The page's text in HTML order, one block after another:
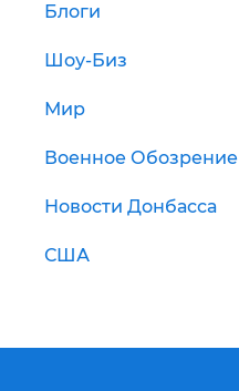
Блоги
Шоу-Биз
Мир
Военное Обозрение
Новости Донбасса
США